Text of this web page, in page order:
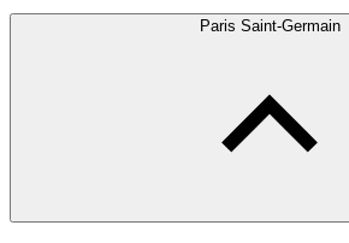
Paris Saint-Germain